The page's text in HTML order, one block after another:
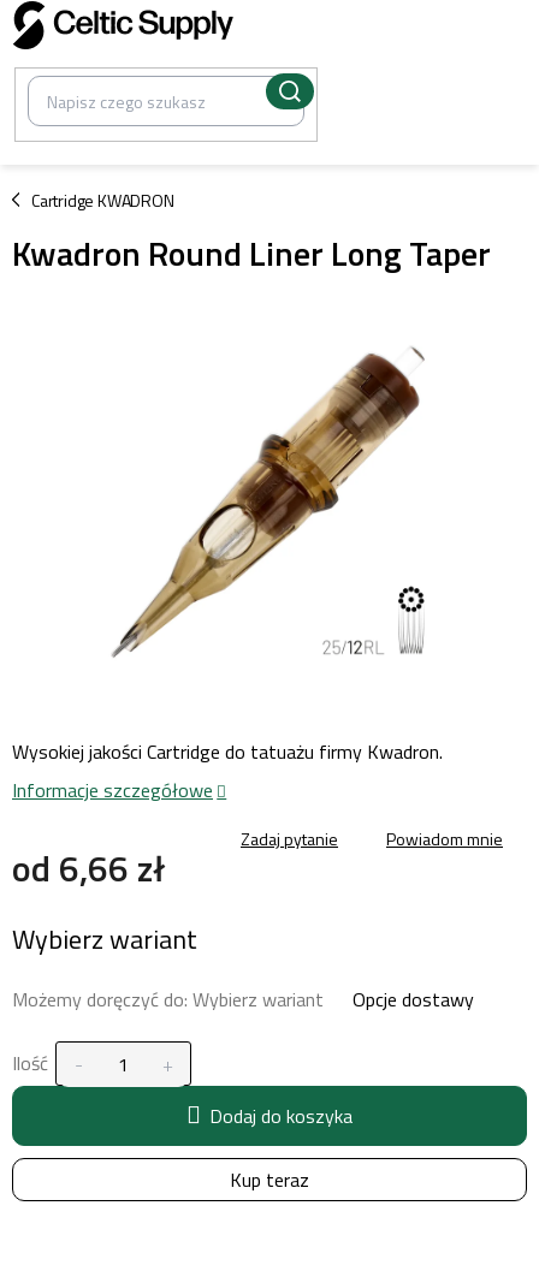
Przejść
do
treści
Cartridge KWADRON
/
Kwadron Round Liner Long Taper
od 6,66 zł
jednostkowa:
Wybierz wariant
Możemy doręczyć do: Wybierz wariant Opcje dostawy
Ilość
Dodaj do koszyka
Kup teraz
Wysokiej jakości Cartridge do tatuażu firmy Kwadron.
Informacje szczegółowe
Zadaj pytanie Powiadom mnie